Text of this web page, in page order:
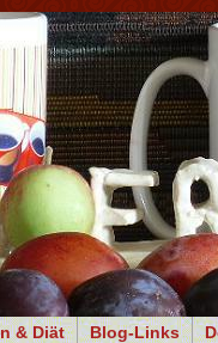
& Diät Blog-Links